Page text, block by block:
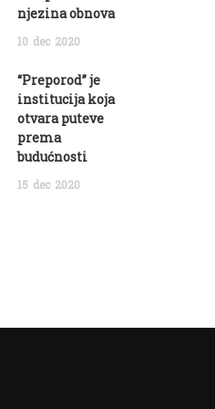
njezina obnova
10 dec 2020
“Preporod” je
institucija koja
otvara puteve
prema
budućnosti
15 dec 2020